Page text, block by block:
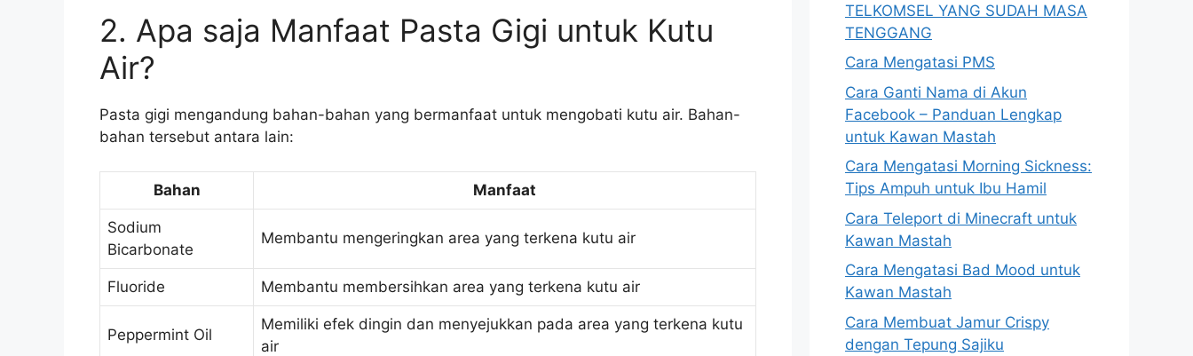
2. Apa saja Manfaat Pasta Gigi untuk Kutu
Air?
Pasta gigi mengandung bahan-bahan yang bermanfaat untuk mengobati kutu air. Bahan-
bahan tersebut antara lain:
Bahan Manfaat
Sodium
Bicarbonate
Membantu mengeringkan area yang terkena kutu air
Fluoride Membantu membersihkan area yang terkena kutu air
Peppermint Oil
Memiliki efek dingin dan menyejukkan pada area yang terkena kutu
air
TELKOMSEL YANG SUDAH MASA
TENGGANG
Cara Mengatasi PMS
Cara Ganti Nama di Akun
Facebook – Panduan Lengkap
untuk Kawan Mastah
Cara Mengatasi Morning Sickness:
Tips Ampuh untuk Ibu Hamil
Cara Teleport di Minecraft untuk
Kawan Mastah
Cara Mengatasi Bad Mood untuk
Kawan Mastah
Cara Membuat Jamur Crispy
dengan Tepung Sajiku